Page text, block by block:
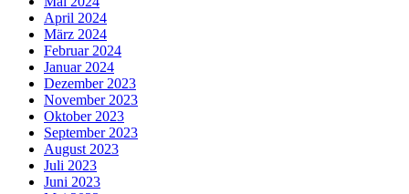
April 2024
März 2024
Februar 2024
Januar 2024
Dezember 2023
November 2023
Oktober 2023
September 2023
August 2023
Juli 2023
Juni 2023